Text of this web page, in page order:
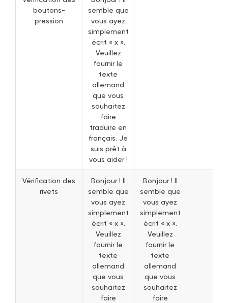
boutons-
pression
semble que
vous ayez
simplement
écrit « x ».
Veuillez
fournir le
texte
allemand
que vous
souhaitez
faire
traduire en
français. Je
suis prêt à
vous aider !
Vérification des
rivets
Bonjour ! Il
semble que
vous ayez
simplement
écrit « x ».
Veuillez
fournir le
texte
allemand
que vous
souhaitez
faire
Bonjour ! Il
semble que
vous ayez
simplement
écrit « x ».
Veuillez
fournir le
texte
allemand
que vous
souhaitez
faire